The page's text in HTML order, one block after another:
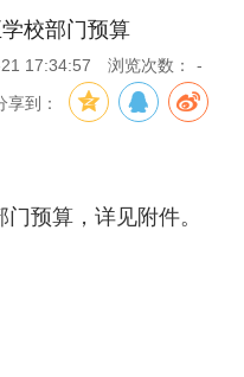
校部门预算
17:34:57 浏览次数： -
享到：
预算，详见附件。